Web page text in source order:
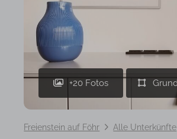
+20 Fotos
Freienstein auf Föhr Alle Unterkünfte